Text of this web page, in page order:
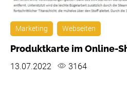
Marketing Webseiten
Produktkarte im Online-
13.07.2022 3164